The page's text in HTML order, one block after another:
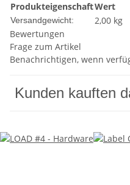
ProdukteigenschaftWert
Versandgewicht:
2,00 kg
Bewertungen
Frage zum Artikel
Benachrichtigen, wenn
Kunden kauften